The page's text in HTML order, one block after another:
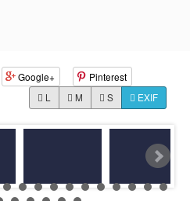
Google+ Pinterest
L M S EXIF